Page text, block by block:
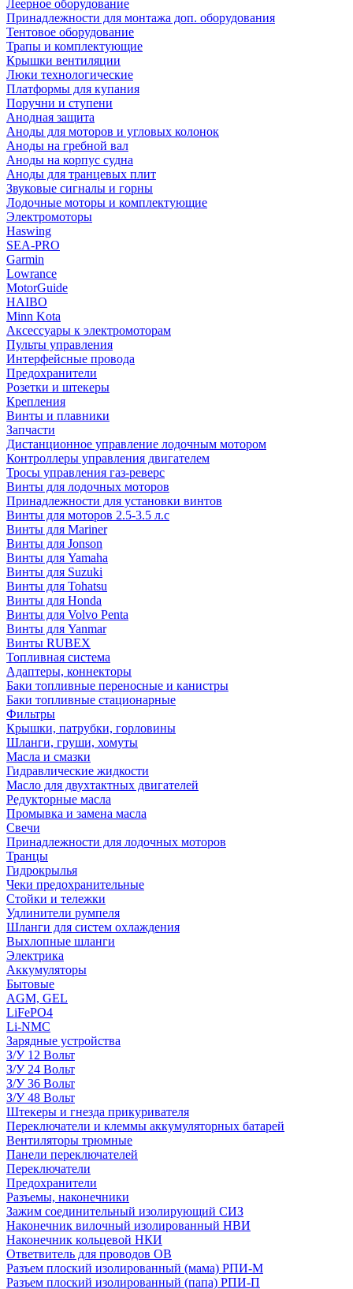
Леерное оборудование
Принадлежности для монтажа доп. оборудования
Тентовое оборудование
Трапы и комплектующие
Крышки вентиляции
Люки технологические
Платформы для купания
Поручни и ступени
Анодная защита
Аноды для моторов и угловых колонок
Аноды на гребной вал
Аноды на корпус судна
Аноды для транцевых плит
Звуковые сигналы и горны
Лодочные моторы и комплектующие
Электромоторы
Haswing
SEA-PRO
Garmin
Lowrance
MotorGuide
HAIBO
Minn Kota
Аксессуары к электромоторам
Пульты управления
Интерфейсные провода
Предохранители
Розетки и штекеры
Крепления
Винты и плавники
Запчасти
Дистанционное управление лодочным мотором
Контроллеры управления двигателем
Тросы управления газ-реверс
Винты для лодочных моторов
Принадлежности для установки винтов
Винты для моторов 2.5-3.5 л.с
Винты для Mariner
Винты для Jonson
Винты для Yamaha
Винты для Suzuki
Винты для Tohatsu
Винты для Honda
Винты для Volvo Penta
Винты для Yanmar
Винты RUBEX
Топливная система
Адаптеры, коннекторы
Баки топливные переносные и канистры
Баки топливные стационарные
Фильтры
Крышки, патрубки, горловины
Шланги, груши, хомуты
Масла и смазки
Гидравлические жидкости
Масло для двухтактных двигателей
Редукторные масла
Промывка и замена масла
Свечи
Принадлежности для лодочных моторов
Транцы
Гидрокрылья
Чеки предохранительные
Стойки и тележки
Удлинители румпеля
Шланги для систем охлаждения
Выхлопные шланги
Электрика
Аккумуляторы
Бытовые
AGM, GEL
LiFePO4
Li-NMC
Зарядные устройства
З/У 12 Вольт
З/У 24 Вольт
З/У 36 Вольт
З/У 48 Вольт
Штекеры и гнезда прикуривателя
Переключатели и клеммы аккумуляторных батарей
Вентиляторы трюмные
Панели переключателей
Переключатели
Предохранители
Разъемы, наконечники
Зажим соединительный изолирующий СИЗ
Наконечник вилочный изолированный НВИ
Наконечник кольцевой НКИ
Ответвитель для проводов ОВ
Разъем плоский изолированный (мама) РПИ-М
Разъем плоский изолированный (папа) РПИ-П